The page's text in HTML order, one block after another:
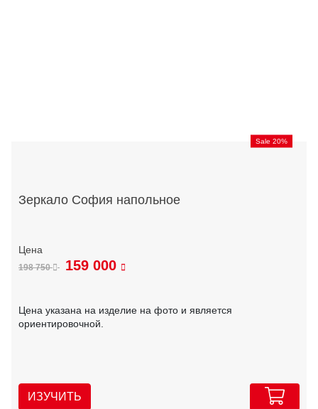
Sale 20%
Зеркало София напольное
198 750 159 000
Цена указана на изделие на фото и является
ориентировочной.
ИЗУЧИТЬ